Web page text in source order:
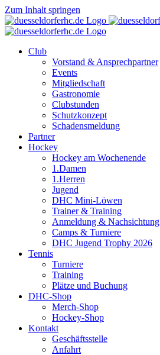
Zum Inhalt springen
Club
Vorstand & Ansprechpartner
Events
Mitgliedschaft
Gastronomie
Clubstunden
Schutzkonzept
Schadensmeldung
Partner
Hockey
Hockey am Wochenende
1.Damen
1.Herren
Jugend
DHC Mini-Löwen
Trainer & Training
Anmeldung & Nachsichtung
Camps & Turniere
DHC Jugend Trophy 2026
Tennis
Turniere
Training
Plätze und Buchung
DHC-Shop
Merch-Shop
Hockey-Shop
Kontakt
Geschäftsstelle
Anfahrt